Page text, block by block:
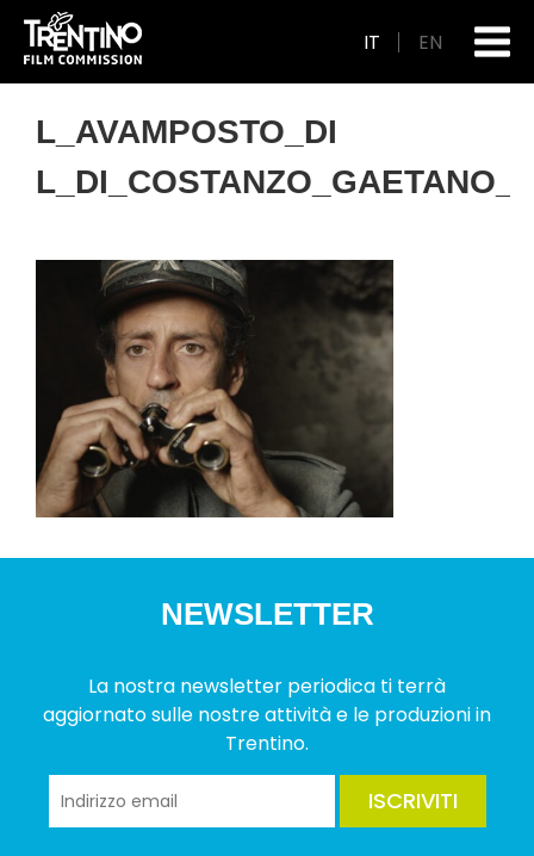
IT EN
L_AVAMPOSTO_DI
NEWSLETTER
La nostra newsletter periodica ti terrà
aggiornato sulle nostre attività e le produzioni in
Trentino.
ISCRIVITI